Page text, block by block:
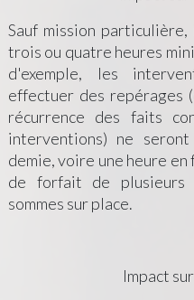
Sauf mission
trois ou quatre heures
d'exemple, les
effectuer des repérages
récurrence des faits
interventions) ne
demie, voire une heure
de forfait de plusieurs
sommes sur place.
Impact